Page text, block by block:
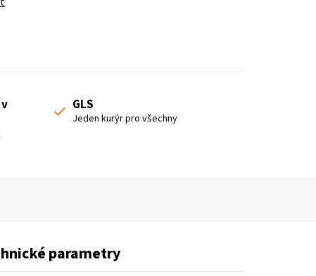
GLS
Jeden kurýr pro všechny
parametry